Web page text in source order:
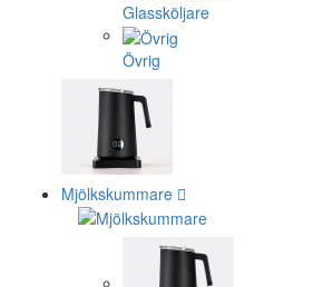
Glassköljare
Övrig
Mjölkskummare